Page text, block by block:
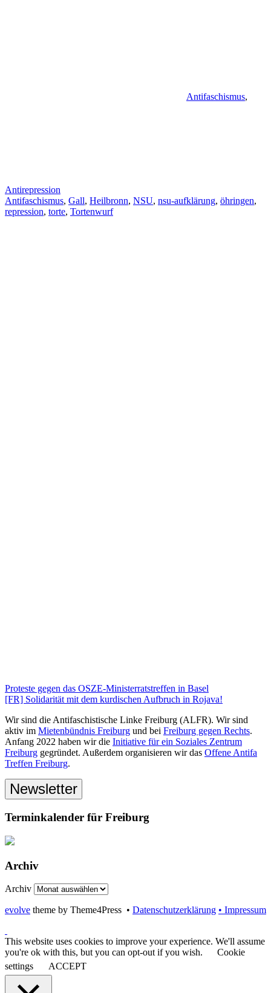
Antifaschismus,
Antirepression
Antifaschismus, Gall, Heilbronn, NSU, nsu-aufklärung, öhringen,
repression, torte, Tortenwurf
Proteste gegen das OSZE-Ministerratstreffen in Basel
[FR] Solidarität mit dem kurdischen Aufbruch in Rojava!
Wir sind die Antifaschistische Linke Freiburg (ALFR). Wir sind
aktiv im Mietenbündnis Freiburg und bei Freiburg gegen Rechts.
Anfang 2022 haben wir die Initiative für ein Soziales Zentrum
Freiburg gegründet. Außerdem organisieren wir das Offene Antifa
Treffen Freiburg.
Newsletter
Terminkalender für Freiburg
Archiv
Archiv
evolve theme by Theme4Press • Datenschutzerklärung • Impressum
This website uses cookies to improve your experience. We'll assume
you're ok with this, but you can opt-out if you wish.
Cookie
settings
ACCEPT